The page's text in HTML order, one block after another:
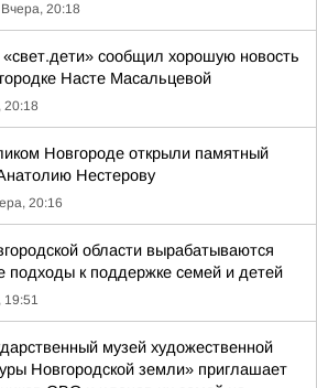
Вчера, 20:18
сообщил хорошую новость
Насте Масальцевой
20:18
Новгороде открыли памятный
Нестерову
20:16
области вырабатываются
подходы к поддержке семей и детей
19:51
музей художественной
Новгородской земли» приглашает